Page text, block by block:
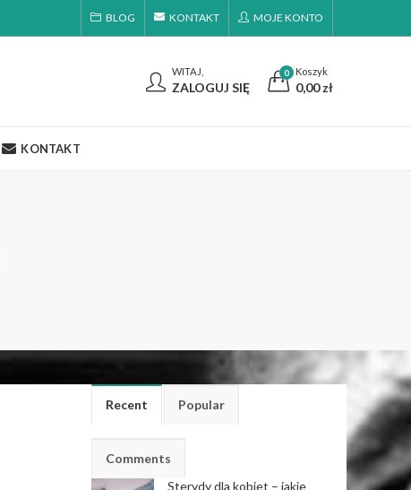
BLOG KONTAKT MOJE KONTO
WITAJ,
ZALOGUJ SIĘ
0 Koszyk
0,00zł
KONTAKT
Recent Popular
Comments
Sterydy dla kobiet – jakie